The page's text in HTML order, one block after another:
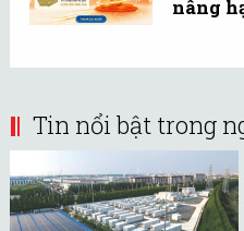
nâng
Tin nổi bật trong